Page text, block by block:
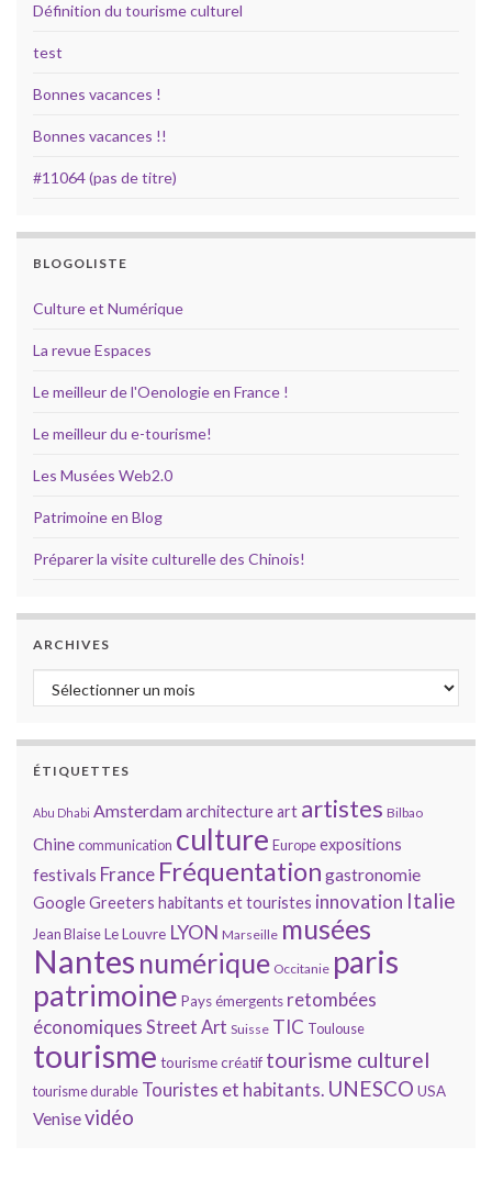
Définition du tourisme culturel
test
Bonnes vacances !
Bonnes vacances !!
#11064 (pas de titre)
BLOGOLISTE
Culture et Numérique
La revue Espaces
Le meilleur de l'Oenologie en France !
Le meilleur du e-tourisme!
Les Musées Web2.0
Patrimoine en Blog
Préparer la visite culturelle des Chinois!
ARCHIVES
Archives
ÉTIQUETTES
Abu Dhabi Amsterdamarchitectureart artistes Bilbao
Chinecommunication culture Europeexpositions
festivals France Fréquentation gastronomie
GoogleGreeters habitants et touristes innovation Italie
Jean BlaiseLe Louvre LYON Marseille musées
Nantes numérique Occitanie paris
patrimoine Pays émergents retombées
économiques Street Art Suisse TIC Toulouse
tourisme tourisme créatif tourisme culturel
tourisme durable Touristes et habitants. UNESCO USA
Venisevidéo